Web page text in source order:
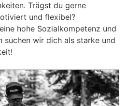
Trägst du gerne
und flexibel?
hohe Sozialkompetenz und
suchen wir dich als starke und